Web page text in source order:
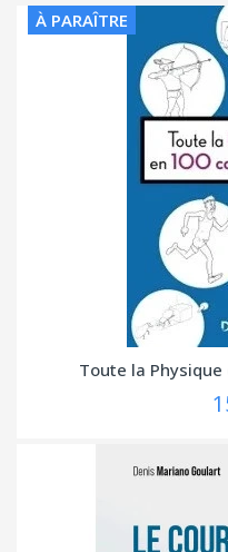
À PARAÎTRE
Toute la